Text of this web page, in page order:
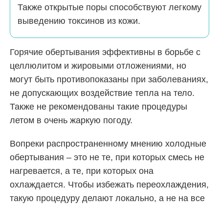
Также открытые поры способствуют легкому
выведению токсинов из кожи.
Горячие обертывания эффективны в борьбе с
целлюлитом и жировыми отложениями, но
могут быть противопоказаны при заболеваниях,
не допускающих воздействие тепла на тело.
Также не рекомендованы такие процедуры
летом в очень жаркую погоду.
Вопреки распространенному мнению холодные
обертывания – это не те, при которых смесь не
нагревается, а те, при которых она
охлаждается. Чтобы избежать переохлаждения,
такую процедуру делают локально, а не на все